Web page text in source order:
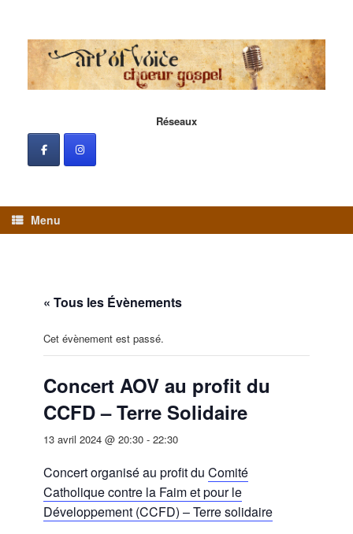
content
Réseaux
Menu
« Tous les Évènements
Cet évènement est passé.
Concert AOV au profit du
CCFD – Terre Solidaire
13 avril 2024 @ 20:30 - 22:30
Concert organisé au profit du Comité
Catholique contre la Faim et pour le
Développement (CCFD) – Terre solidaire